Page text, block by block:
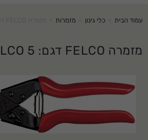
עמוד הבית כלי גינון מזמרות
מזמרה FELCO דגם: FELCO 5